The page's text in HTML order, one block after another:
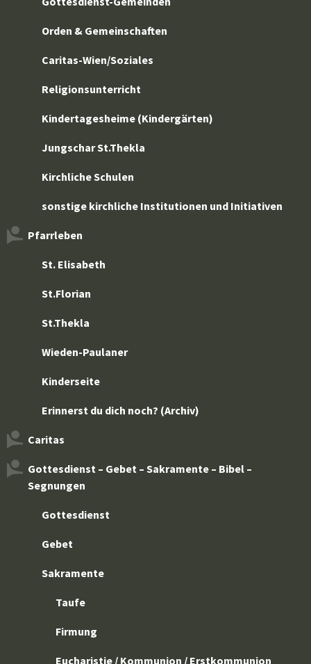
Orden & Gemeinschaften
Caritas-Wien/Soziales
Religionsunterricht
Kindertagesheime (Kindergärten)
Jungschar St.Thekla
Kirchliche Schulen
sonstige kirchliche Institutionen und Initiativen
Pfarrleben
St. Elisabeth
St.Florian
St.Thekla
Wieden-Paulaner
Kinderseite
Erinnerst du dich noch? (Archiv)
Caritas
Gottesdienst – Gebet – Sakramente – Bibel –
Segnungen
Gottesdienst
Gebet
Sakramente
Taufe
Firmung
Eucharistie / Kommunion / Erstkommunion